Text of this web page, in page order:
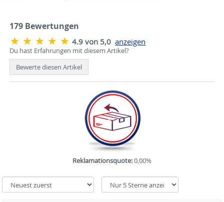
179 Bewertungen
4.9 von 5,0 anzeigen
Du hast Erfahrungen mit diesem Artikel?
Bewerte diesen Artikel
Reklamationsquote:0,00%